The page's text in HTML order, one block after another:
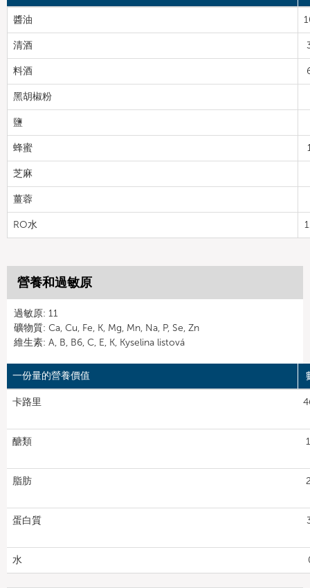
醬油
清酒
料酒
黑胡椒粉
鹽
蜂蜜
芝麻
薑蓉
RO水
營養和過敏原
過敏原: 11
礦物質: Ca, Cu, Fe, K, Mg, Mn, Na, P, Se, Zn
維生素: A, B, B6, C, E, K, Kyselina listová
一份量的營養價值
卡路里
醣類
脂肪
蛋白質
水